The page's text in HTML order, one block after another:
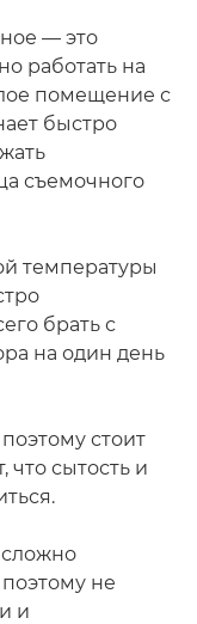
— это
работать на
помещение с
быстро
съемочного
температуры
брать с
на один день
стоит
что сытость и
не
и